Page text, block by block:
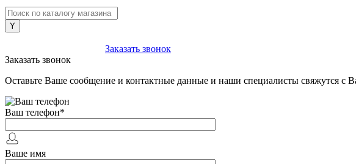
Заказать звонок
Заказать звонок
Оставьте Ваше сообщение и контактные данные и наши специалисты свяжутся с
Ваш телефон*
Ваше имя